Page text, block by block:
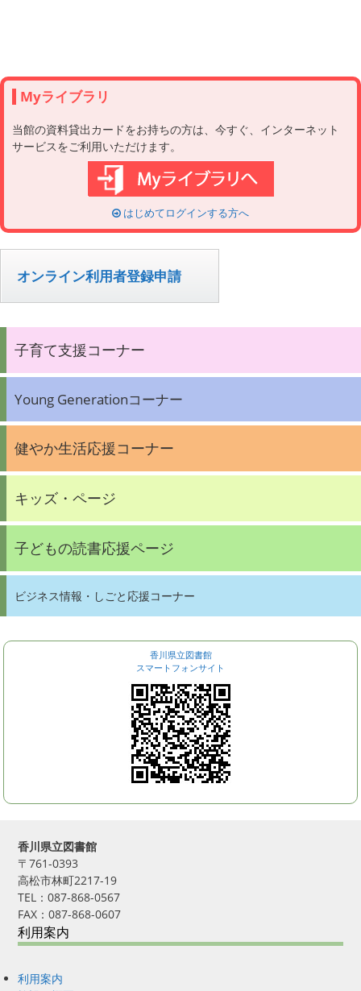
Myライブラリ
当館の資料貸出カードをお持ちの方は、今すぐ、インターネット
サービスをご利用いただけます。
はじめてログインする方へ
オンライン利用者登録申請
子育て支援コーナー
Young Generationコーナー
健やか生活応援コーナー
キッズ・ページ
子どもの読書応援ページ
ビジネス情報・しごと応援コーナー
香川県立図書館
スマートフォンサイト
香川県立図書館
〒761-0393
高松市林町2217-19
TEL：087-868-0567
FAX：087-868-0607
利用案内
利用案内